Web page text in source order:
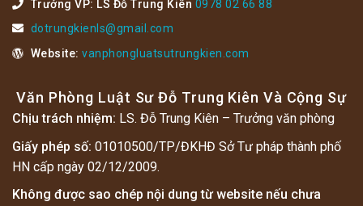
Trưởng VP: LS Đỗ Trung Kiên 0978 02 66 88
dotrungkienls@gmail.com
Website: vanphongluatsutrungkien.com
Văn Phòng Luật Sư Đỗ Trung Kiên Và Cộng Sự
Chịu trách nhiệm: LS. Đỗ Trung Kiên – Trưởng văn phòng
Giấy phép số: 01010500/TP/ĐKHĐ Sở Tư pháp thành phố
HN cấp ngày 02/12/2009.
Không được sao chép nội dung từ website nếu chưa